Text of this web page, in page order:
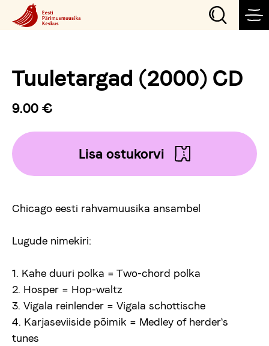
Sündmused
Teeme
Korralda
Uudised
Meist
Tuuletargad (2000) CD
9.00 €
Lisa ostukorvi
Chicago eesti rahvamuusika ansambel
Lugude nimekiri:
1. Kahe duuri polka = Two-chord polka
2. Hosper = Hop-waltz
3. Vigala reinlender = Vigala schottische
4. Karjaseviiside põimik = Medley of herder's
tunes